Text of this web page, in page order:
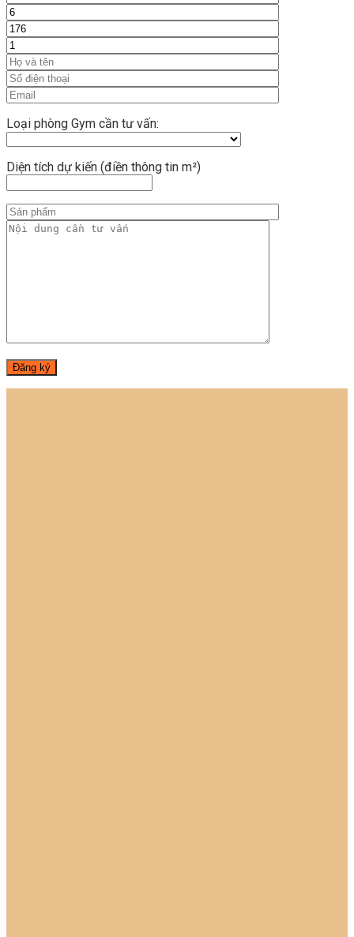
Loại phòng Gym cần tư vấn:
Diện tích dự kiến (điền thông tin m²)